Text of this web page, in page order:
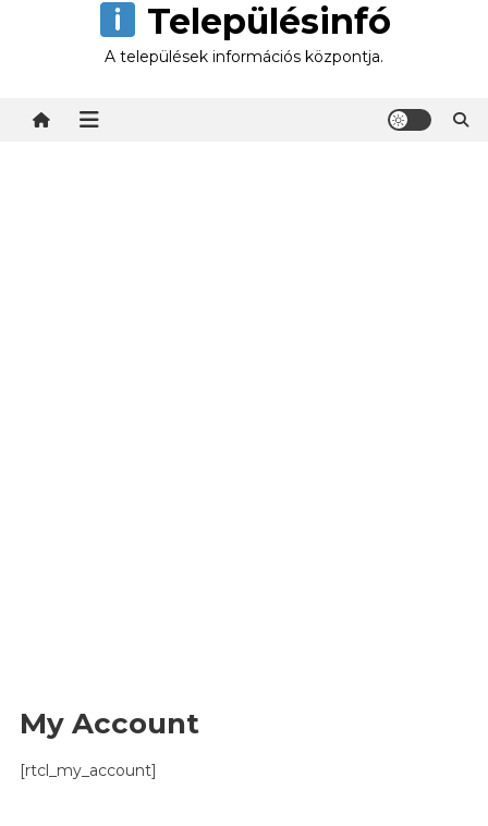
Településinfó
A települések információs központja.
My Account
[rtcl_my_account]